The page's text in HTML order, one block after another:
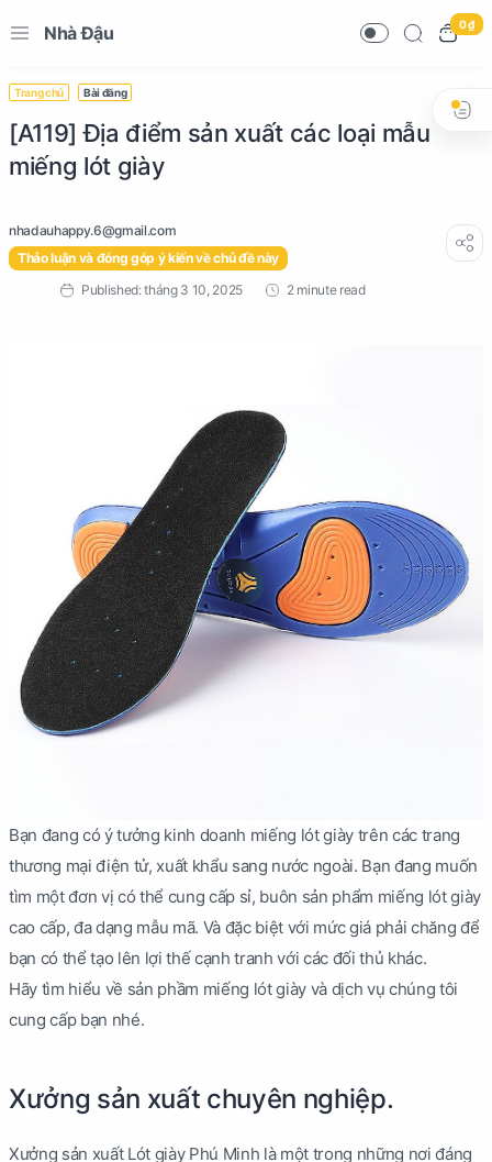
Nhà Đậu 0 ₫
Trang chủ Bài đăng
[A119] Địa điểm sản xuất các loại mẫu
miếng lót giày
Thảo luận và đóng góp ý kiến về chủ đề này
2 minute read
Bạn đang có ý tưởng kinh doanh miếng lót giày trên các trang
thương mại điện tử, xuất khẩu sang nước ngoài. Bạn đang muốn
tìm một đơn vị có thể cung cấp sỉ, buôn sản phẩm miếng lót giày
cao cấp, đa dạng mẫu mã. Và đặc biệt với mức giá phải chăng để
bạn có thể tạo lên lợi thế cạnh tranh với các đối thủ khác.
Hãy tìm hiểu về sản phầm miếng lót giày và dịch vụ chúng tôi
cung cấp bạn nhé.
Xưởng sản xuất chuyên nghiệp.
Xưởng sản xuất Lót giày Phú Minh là một trong những nơi đáng